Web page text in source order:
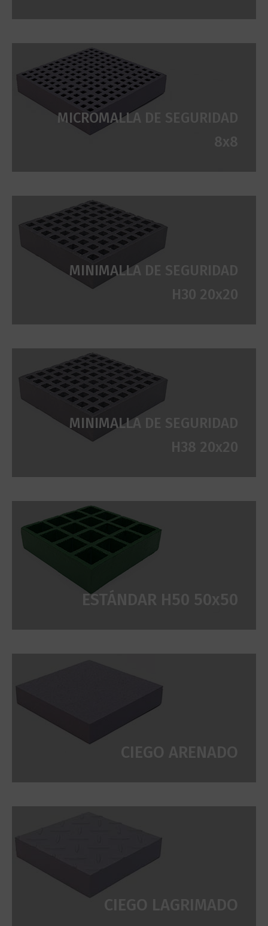
MICROMALLA DE SEGURIDAD
MINIMALLA DE SEGURIDAD
MINIMALLA DE SEGURIDAD
ESTÁNDAR H50 50x50